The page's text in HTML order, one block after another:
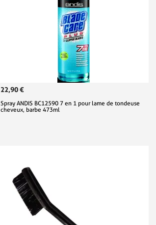
22,90 €
Spray ANDIS BC12590 7 en 1 pour lame de tondeuse
cheveux, barbe 473ml